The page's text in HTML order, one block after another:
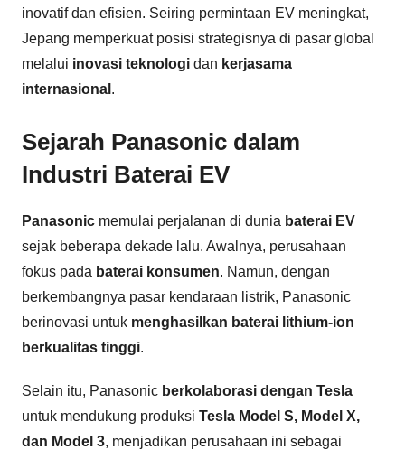
inovatif dan efisien. Seiring permintaan EV meningkat,
Jepang memperkuat posisi strategisnya di pasar global
melalui inovasi teknologi dan kerjasama
internasional .
Sejarah Panasonic dalam
Industri Baterai EV
Panasonic memulai perjalanan di dunia baterai EV
sejak beberapa dekade lalu. Awalnya, perusahaan
fokus pada baterai konsumen. Namun, dengan
berkembangnya pasar kendaraan listrik, Panasonic
berinovasi untuk menghasilkan baterai lithium-ion
berkualitas tinggi.
Selain itu, Panasonic berkolaborasi dengan Tesla
untuk mendukung produksi Tesla Model S, Model X,
dan Model 3, menjadikan perusahaan ini sebagai